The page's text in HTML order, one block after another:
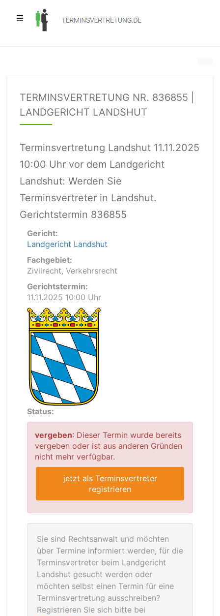
☰
TERMINSVERTRETUNG NR. 836855 |
LANDGERICHT LANDSHUT
Terminsvertretung Landshut 11.11.2025
10:00 Uhr vor dem Landgericht
Landshut: Werden Sie
Terminsvertreter in Landshut.
Gerichtstermin 836855
Gericht:
Landgericht Landshut
Fachgebiet:
Zivilrecht, Verkehrsrecht
Gerichtstermin:
11.11.2025 10:00 Uhr
Status:
vergeben: Dieser Termin wurde bereits
vergeben oder ist aus anderen Gründen
nicht mehr verfügbar.
jetzt als Terminsvertreter
registrieren
Sie sind Rechtsanwalt und möchten
über Termine informiert werden, für die
Terminsvertreter beim Landgericht
Landshut gesucht werden oder
möchten selbst einen Termin für eine
Terminsvertretung ausschreiben?
Registrieren Sie sich bitte bei